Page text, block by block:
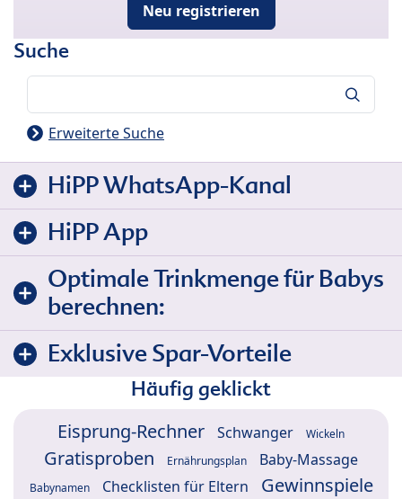
Neu registrieren
Suche
Erweiterte Suche
HiPP WhatsApp-Kanal
HiPP App
Optimale Trinkmenge für Babys
berechnen:
Exklusive Spar-Vorteile
Häufig geklickt
Eisprung-Rechner Schwanger Wickeln
Gratisproben Ernährungsplan Baby-Massage
Babynamen Checklisten für Eltern
Gewinnspiele